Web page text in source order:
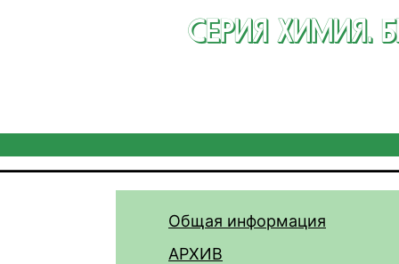
СЕРИЯ ХИМИЯ.
Общая информация
АРХИВ